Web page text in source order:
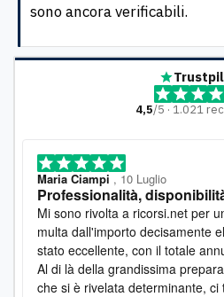
sono ancora verificabili.
4,5/5 · 1.021
Maria Ciampi , 10 Luglio
Professionalità,
Mi sono rivolta a ricorsi.net per un ricorso contro una
multa dall'importo decisamente
stato eccellente, con il totale
Al di là della grandissima
che si è rivelata determinante,